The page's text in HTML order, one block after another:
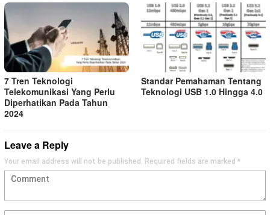
7 Tren Teknologi
Telekomunikasi Yang Perlu
Diperhatikan Pada Tahun
2024
Standar Pemahaman Tentang
Teknologi USB 1.0 Hingga 4.0
Leave a Reply
Your email address will not be published. Required fields are marked *